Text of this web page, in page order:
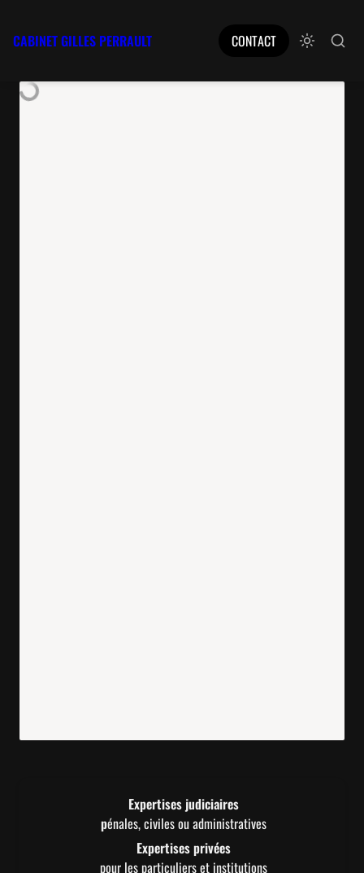
CABINET GILLES PERRAULT CONTACT
Expertises judiciaires
pénales, civiles ou administratives
Expertises privées
pour les particuliers et institutions